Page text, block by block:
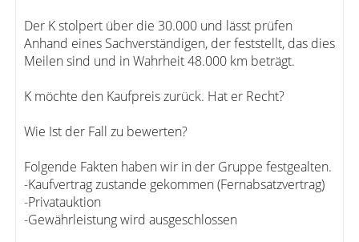
Der K stolpert über die 30.000 und lässt prüfen
Anhand eines Sachverständigen, der feststellt, das dies
Meilen sind und in Wahrheit 48.000 km beträgt.
K möchte den Kaufpreis zurück. Hat er Recht?
Wie Ist der Fall zu bewerten?
Folgende Fakten haben wir in der Gruppe festgealten.
-Kaufvertrag zustande gekommen (Fernabsatzvertrag)
-Privatauktion
-Gewährleistung wird ausgeschlossen